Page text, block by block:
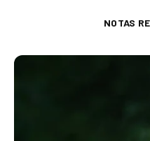
NOTAS